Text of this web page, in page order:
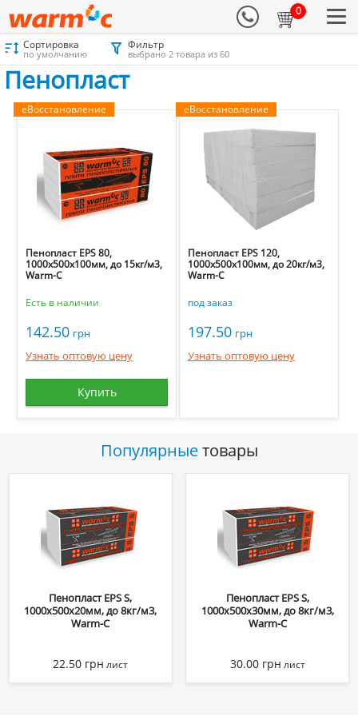
0
Материалы для утепления Каталог Пенопласт
Сортировка
по умолчанию
Фильтр
выбрано 2 товара из 60
Пенопласт
еВосстановление
Пенопласт EPS 80,
1000х500х100мм, до 15кг/м3,
Warm-C
Есть в наличии
142.50 грн
Узнать оптовую цену
Купить
еВосстановление
Пенопласт EPS 120,
1000х500х100мм, до 20кг/м3,
Warm-C
под заказ
197.50 грн
Узнать оптовую цену
Популярныетовары
Пенопласт EPS S,
1000х500х20мм, до 8кг/м3,
Warm-C
22.50 грн лист
Пенопласт EPS S,
1000х500х30мм, до 8кг/м3,
Warm-C
30.00 грн лист